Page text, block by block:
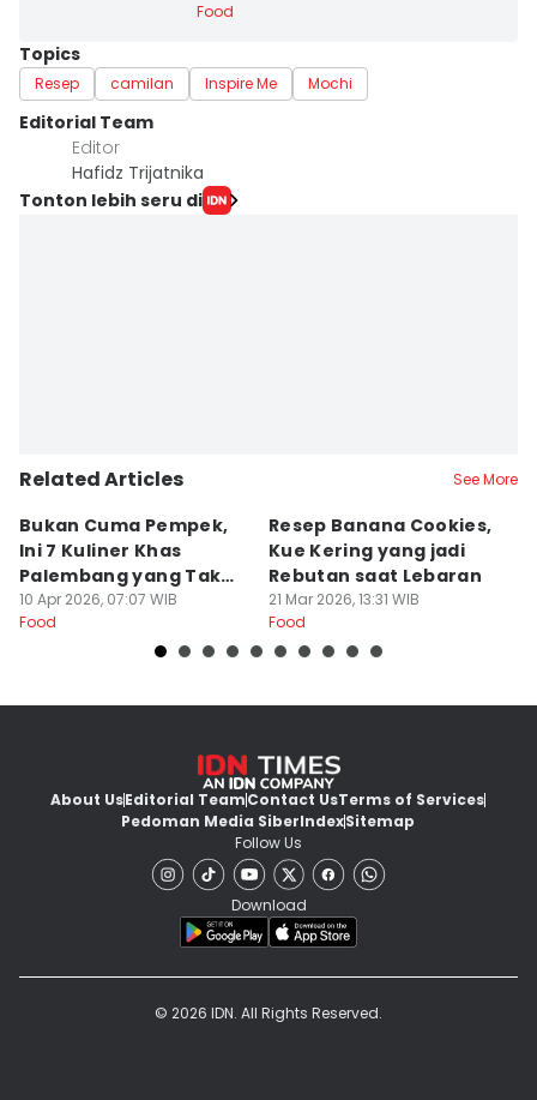
Food
Topics
Resep camilan Inspire Me Mochi
Editorial Team
Editor
Hafidz Trijatnika
Tonton lebih seru di
Related Articles See More
Bukan Cuma Pempek,
Ini 7 Kuliner Khas
Palembang yang Tak
Kalah Enak
10 Apr 2026, 07:07 WIB
Food
Resep Banana Cookies,
Kue Kering yang jadi
Rebutan saat Lebaran
21 Mar 2026, 13:31 WIB
Food
About UsEditorial TeamContact UsTerms of Services
Pedoman Media SiberIndexSitemap
Follow Us
Download
© 2026 IDN. All Rights Reserved.